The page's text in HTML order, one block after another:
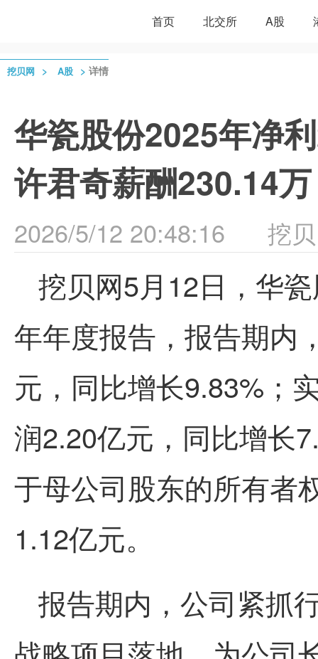
首页 北交所 A股
挖贝网 > A股 > 详情
华瓷股份2025年净
许君奇薪酬230.14万
2026/5/12 20:48:16 挖
挖贝网5月12日，华
年年度报告，报告期内
元，同比增长9.83%；
润2.20亿元，同比增长
于母公司股东的所有者
1.12亿元。
报告期内，公司紧抓